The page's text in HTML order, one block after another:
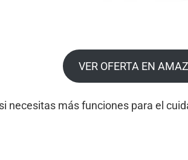
VER OFERTA EN
necesitas más funciones para el